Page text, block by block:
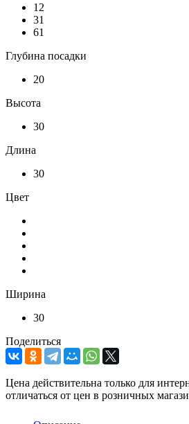
12
31
61
Глубина посадки
20
Высота
30
Длина
30
Цвет
Ширина
30
Поделиться
Цена действительна только для
отличаться от цен в розничных